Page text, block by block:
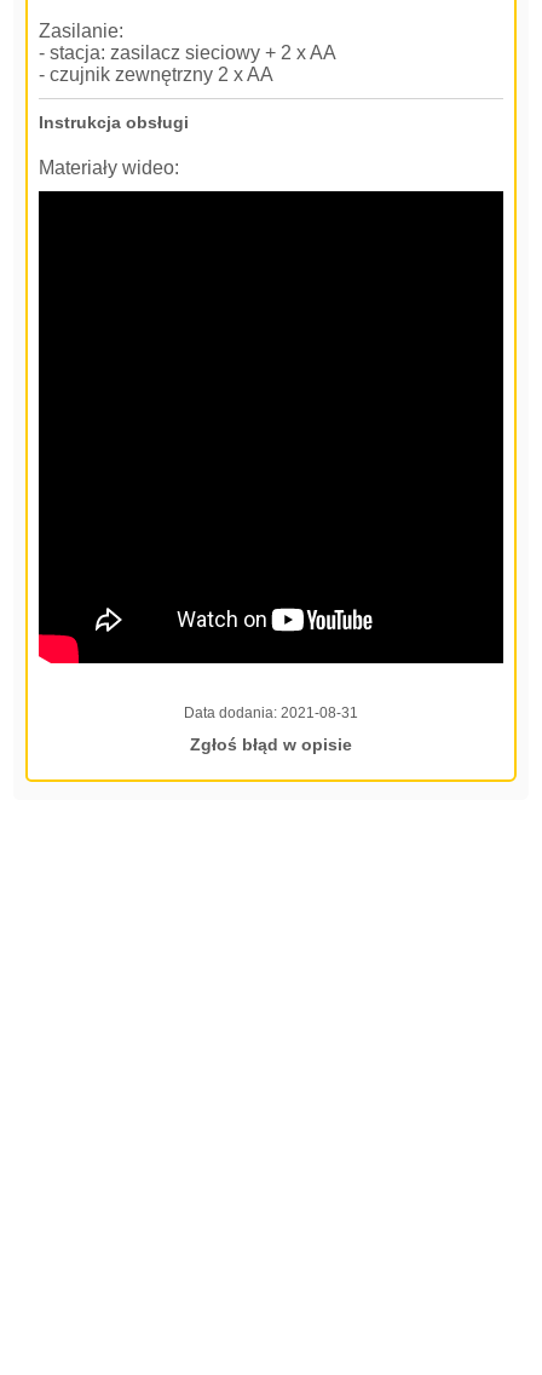
Zasilanie:
- stacja: zasilacz sieciowy + 2 x AA
- czujnik zewnętrzny 2 x AA
Instrukcja obsługi
Materiały wideo:
Data dodania: 2021-08-31
Zgłoś błąd w opisie